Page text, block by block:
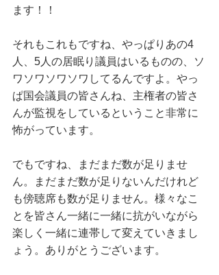
ます！！
それもこれもですね、やっぱりあの4
人、5人の居眠り議員はいるものの、ソ
ワソワソワソワしてるんですよ。やっ
ぱ国会議員の皆さんね、主権者の皆さ
んが監視をしているということ非常に
怖がっています。
でもですね、まだまだ数が足りませ
ん。まだまだ数が足りないんだけれど
も傍聴席も数が足りません。様々なこ
とを皆さん一緒に一緒に抗がいながら
楽しく一緒に連帯して変えていきまし
ょう。ありがとうございます。